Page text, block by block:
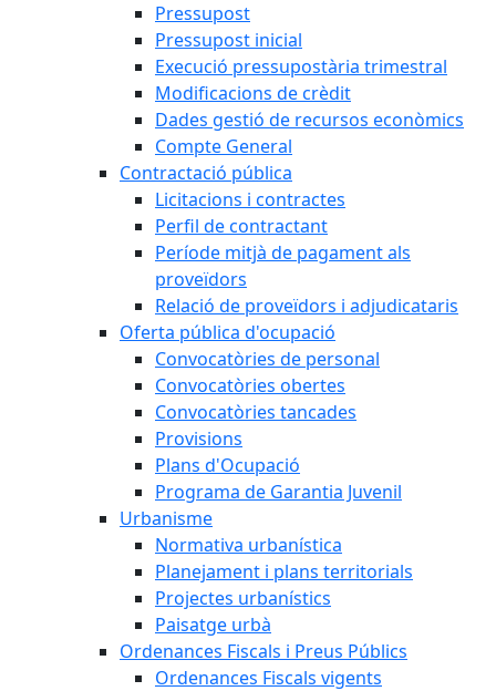
Pressupost
Pressupost inicial
Execució pressupostària trimestral
Modificacions de crèdit
Dades gestió de recursos econòmics
Compte General
Contractació pública
Licitacions i contractes
Perfil de contractant
Període mitjà de pagament als
proveïdors
Relació de proveïdors i adjudicataris
Oferta pública d'ocupació
Convocatòries de personal
Convocatòries obertes
Convocatòries tancades
Provisions
Plans d'Ocupació
Programa de Garantia Juvenil
Urbanisme
Normativa urbanística
Planejament i plans territorials
Projectes urbanístics
Paisatge urbà
Ordenances Fiscals i Preus Públics
Ordenances Fiscals vigents